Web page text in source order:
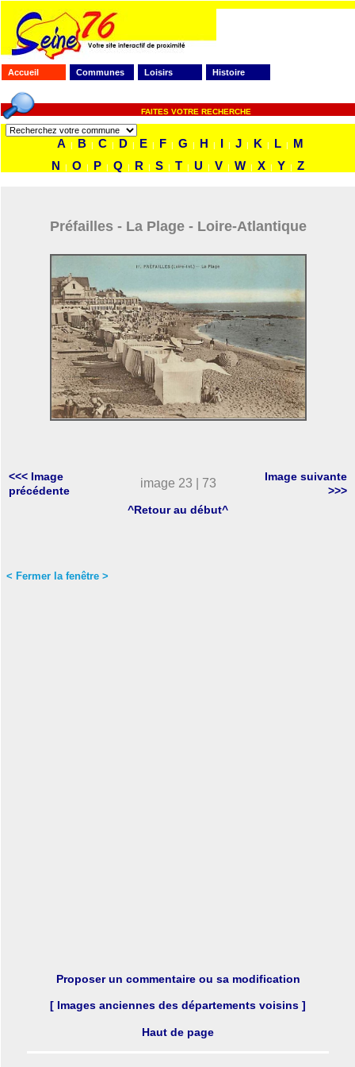
Accueil Communes Loisirs Histoire
FAITES VOTRE RECHERCHE
A | B | C | D | E | F | G | H | I | J | K | L |
M
N
| O | P | Q | R | S | T | U | V | W | X | Y | Z
Préfailles - La Plage - Loire-Atlantique
<<< Image
précédente
image 23 | 73
Image suivante
>>>
^Retour au début^
< Fermer la fenêtre >
Proposer un commentaire ou sa modification
[ Images anciennes des départements voisins ]
Haut de page